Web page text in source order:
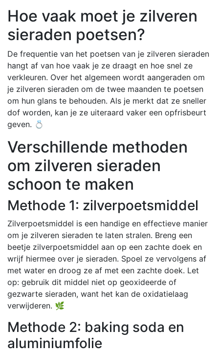
Hoe vaak moet je zilveren
sieraden poetsen?
De frequentie van het poetsen van je zilveren sieraden
hangt af van hoe vaak je ze draagt en hoe snel ze
verkleuren. Over het algemeen wordt aangeraden om
je zilveren sieraden om de twee maanden te poetsen
om hun glans te behouden. Als je merkt dat ze sneller
dof worden, kan je ze uiteraard vaker een opfrisbeurt
geven. 💍
Verschillende methoden
om zilveren sieraden
schoon te maken
Methode 1: zilverpoetsmiddel
Zilverpoetsmiddel is een handige en effectieve manier
om je zilveren sieraden te laten stralen. Breng een
beetje zilverpoetsmiddel aan op een zachte doek en
wrijf hiermee over je sieraden. Spoel ze vervolgens af
met water en droog ze af met een zachte doek. Let
op: gebruik dit middel niet op geoxideerde of
gezwarte sieraden, want het kan de oxidatielaag
verwijderen. 🌿
Methode 2: baking soda en
aluminiumfolie